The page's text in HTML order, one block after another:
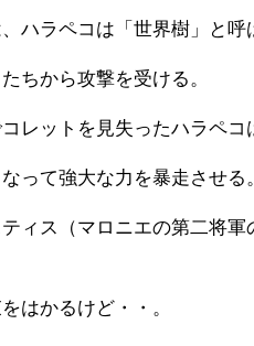
ハラペコは「世界樹」と呼
ちから攻撃を受ける。
レットを見失ったハラペコ
って強大な力を暴走させる
ィス（マロニエの第二将
はかるけど・・。